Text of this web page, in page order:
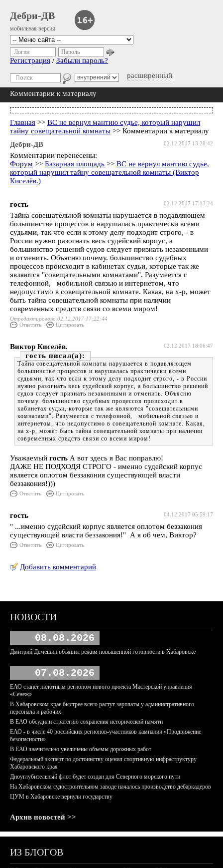
Дебри-ДВ
мобильная версия
расширенный
Логин Пароль
Регистрация / Забыли пароль?
Комментарии к материалу
Главная >> ВС не вернул мантию судье, который нарушил
тайну совещательной комнаты >> Комментарии к материалу
02.12.2017 13:28:42
Дебри-ДВ
Комментарии перенесены:
Форум >> Базарная площадь >> ВС не вернул мантию судье,
который нарушил тайну совещательной комнаты (Виктор
Киселёв.)
02.12.2017 17:13:24
гость
Тайна совещательной комнаты нарушается в подавляющем
большинстве процессов и нарушалась практически всеми
судьями, так что если к этому делу подходит строго, - в
России нужно разогнать весь судейский корпус, а
большинство решений судов следует признать незаконными
и отменить. Объясню почему. большинство судебных
процессов происходит в кабинетах судьи, которые так же
являются "совещательными комнатами". Разумеется с
телефонной, мобильной связью и интернетом, что
недопустимо в совещательной комнате. Какая, на х-р, может
быть тайна совещательной комнаты при наличии
современных средств связи со всеми миром!
Отредактировано 02.12.2017 17:22:44
Ответить
Цитировать
02.12.2017 18:06:47
Виктор Киселёв.
гость
Тайна совещательной комнаты нарушается в подавляющем
большинстве процессов и нарушалась практически всеми
судьями, так что если к этому делу подходит строго, - в России
нужно разогнать весь судейский корпус, а большинство решений
судов следует признать незаконными и отменить. Объясню
почему. большинство судебных процессов происходит в
кабинетах судьи, которые так же являются "совещательными
комнатами". Разумеется с телефонной, мобильной связью и
интернетом, что недопустимо в совещательной комнате. Какая,
на х-р, может быть тайна совещательной комнаты при наличии
современных средств связи со всеми миром!
Уважаемый гость А вот здесь я Вас поправлю!
ДАЖЕ НЕ ПОДХОДЯ СТРОГО - именно судейский корпус
является оплотом беззакония существующей власти
беззакония!)))
Ответить Цитировать
04.12.2017 05:59:17
гость
" ...именно судейский корпус является оплотом беззакония
существующей власти беззакония!" А я об чем, Виктор?
Ответить Цитировать
Добавить комментарий
НОВОСТИ
08.08.2026
Дмитрий Демешин объявил режим повышенной готовности в Хабаровске
07.08.2026
ЕАО станет пилотным регионом нового проекта Мастерской управления
«Сенеж»
В Хабаровском крае быстрее всего растут зарплаты у административного
персонала и рабочих
В ЕАО обсудили стратегию сохранения исторической памяти
ЕАО - в числе 40 российских регионов-участников кампании «Продвижение
безопасности»
В ЕАО значительно увеличены объемы дорожных работ
Федеральный эксперт по достоинству оценил спортивную инфраструктуру
Хабаровского края
Дноуглубительный флот будет создан для Северного морского пути
На Хабаровском судостроительном заводе началось производство дебаркадеров
ЦУМ в Хабаровске вернули государству
Архив новостей >>
ИЗ БЛОГОВ